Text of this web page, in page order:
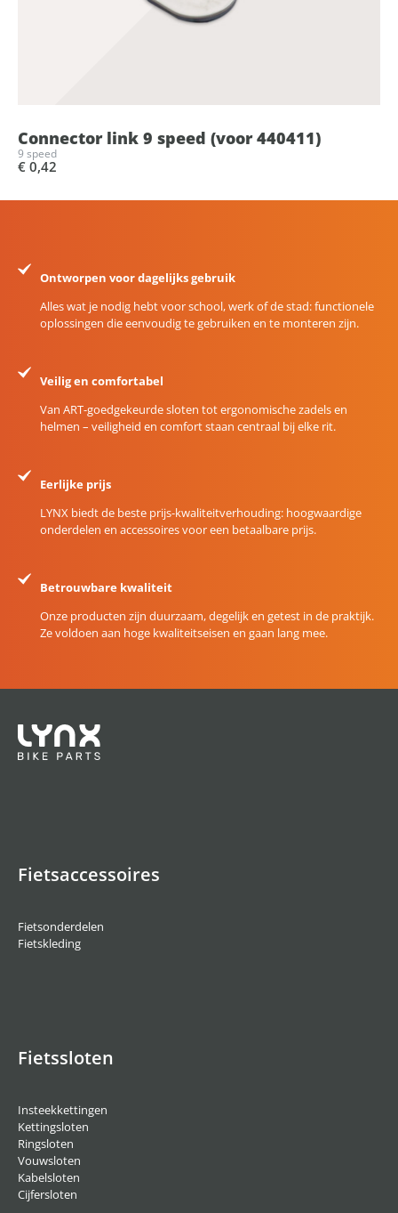
Connector link 9 speed (voor 440411)
9 speed
€ 0,42
Ontworpen voor dagelijks gebruik
Alles wat je nodig hebt voor school, werk of de stad: functionele
oplossingen die eenvoudig te gebruiken en te monteren zijn.
Veilig en comfortabel
Van ART-goedgekeurde sloten tot ergonomische zadels en
helmen – veiligheid en comfort staan centraal bij elke rit.
Eerlijke prijs
LYNX biedt de beste prijs-kwaliteitverhouding: hoogwaardige
onderdelen en accessoires voor een betaalbare prijs.
Betrouwbare kwaliteit
Onze producten zijn duurzaam, degelijk en getest in de praktijk.
Ze voldoen aan hoge kwaliteitseisen en gaan lang mee.
Fietsaccessoires
Fietsonderdelen
Fietskleding
Fietssloten
Insteekkettingen
Kettingsloten
Ringsloten
Vouwsloten
Kabelsloten
Cijfersloten